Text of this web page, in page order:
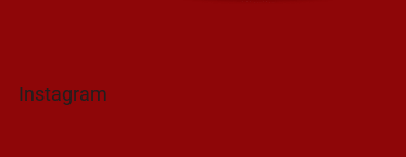
Instagram